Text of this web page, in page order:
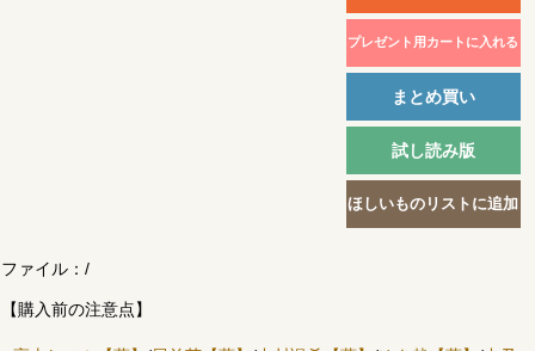
ファイル： /
【購入前の注意点】